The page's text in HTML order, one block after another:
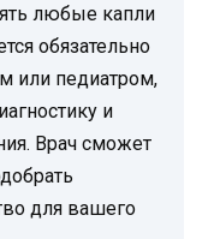
любые капли
обязательно
или педиатром,
и
Врач сможет
для вашего